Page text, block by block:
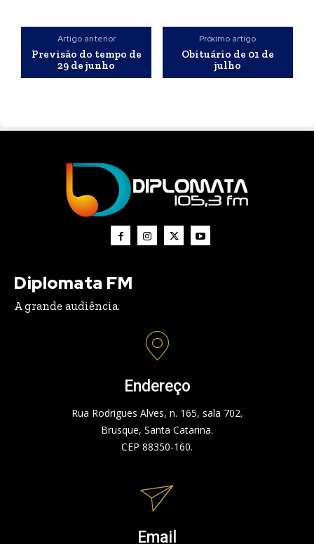
Artigo anterior
Previsão do tempo de
29 de junho
Próximo artigo
Obituário de 01 de
julho
Diplomata FM
A grande audiência.
Endereço
Rua Rodrigues Alves, n. 165, sala 702.
Brusque, Santa Catarina.
CEP 88350-160.
Email